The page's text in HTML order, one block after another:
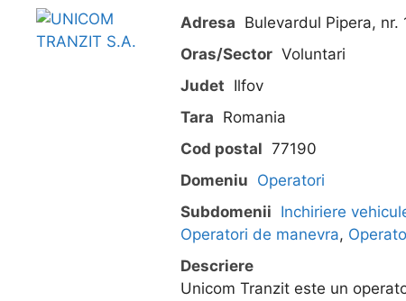
Adresa Bulevardul Pipera,
Oras/Sector Voluntari
Judet Ilfov
Tara Romania
Cod postal 77190
Domeniu Operatori
Subdomenii Inchiriere
Operatori de manevra,
Descriere
Unicom Tranzit este un